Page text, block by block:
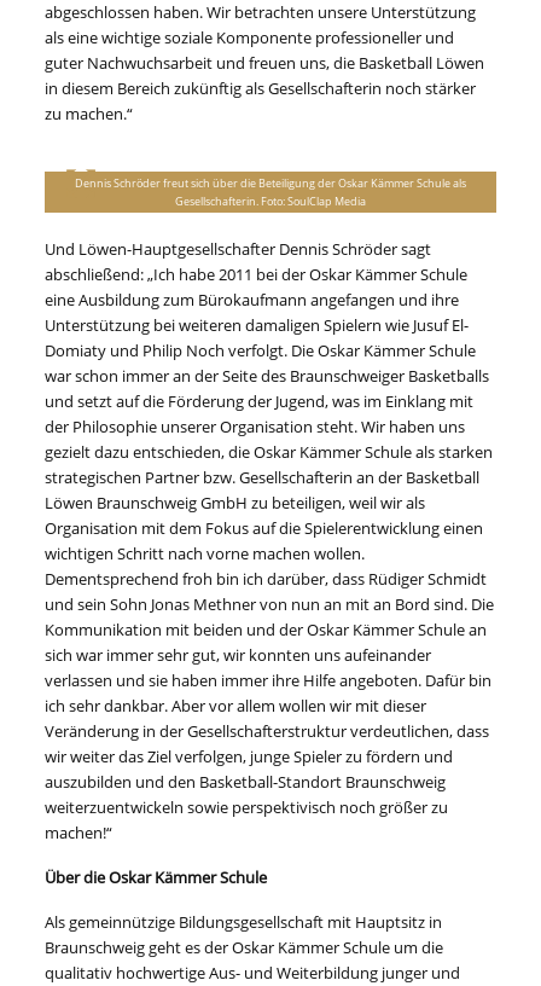
abgeschlossen haben. Wir betrachten unsere Unterstützung
als eine wichtige soziale Komponente professioneller und
guter Nachwuchsarbeit und freuen uns, die Basketball Löwen
in diesem Bereich zukünftig als Gesellschafterin noch stärker
zu machen.“
Dennis Schröder freut sich über die Beteiligung der Oskar Kämmer Schule als
Gesellschafterin. Foto: SoulClap Media
Und Löwen-Hauptgesellschafter Dennis Schröder sagt
abschließend: „Ich habe 2011 bei der Oskar Kämmer Schule
eine Ausbildung zum Bürokaufmann angefangen und ihre
Unterstützung bei weiteren damaligen Spielern wie Jusuf El-
Domiaty und Philip Noch verfolgt. Die Oskar Kämmer Schule
war schon immer an der Seite des Braunschweiger Basketballs
und setzt auf die Förderung der Jugend, was im Einklang mit
der Philosophie unserer Organisation steht. Wir haben uns
gezielt dazu entschieden, die Oskar Kämmer Schule als starken
strategischen Partner bzw. Gesellschafterin an der Basketball
Löwen Braunschweig GmbH zu beteiligen, weil wir als
Organisation mit dem Fokus auf die Spielerentwicklung einen
wichtigen Schritt nach vorne machen wollen.
Dementsprechend froh bin ich darüber, dass Rüdiger Schmidt
und sein Sohn Jonas Methner von nun an mit an Bord sind. Die
Kommunikation mit beiden und der Oskar Kämmer Schule an
sich war immer sehr gut, wir konnten uns aufeinander
verlassen und sie haben immer ihre Hilfe angeboten. Dafür bin
ich sehr dankbar. Aber vor allem wollen wir mit dieser
Veränderung in der Gesellschafterstruktur verdeutlichen, dass
wir weiter das Ziel verfolgen, junge Spieler zu fördern und
auszubilden und den Basketball-Standort Braunschweig
weiterzuentwickeln sowie perspektivisch noch größer zu
machen!“
Über die Oskar Kämmer Schule
Als gemeinnützige Bildungsgesellschaft mit Hauptsitz in
Braunschweig geht es der Oskar Kämmer Schule um die
qualitativ hochwertige Aus- und Weiterbildung junger und